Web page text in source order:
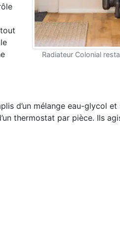
Radiateur Colonial
d’un mélange eau-glycol
thermostat par pièce. Ils